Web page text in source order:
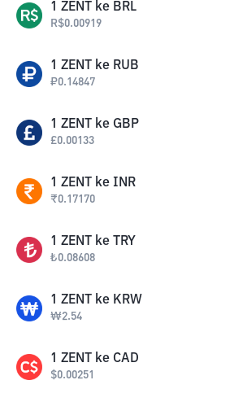
1 ZENT ke BRL
R$0.00919
1 ZENT ke RUB
₽0.14847
1 ZENT ke GBP
£0.00133
1 ZENT ke INR
₹0.17170
1 ZENT ke TRY
₺0.08608
1 ZENT ke KRW
₩2.54
1 ZENT ke CAD
$0.00251